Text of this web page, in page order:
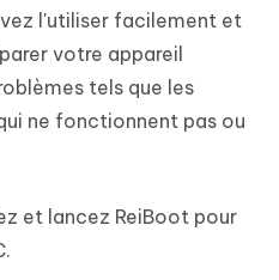
l'utiliser facilement et
votre appareil
tels que les
ne fonctionnent pas ou
et lancez ReiBoot pour